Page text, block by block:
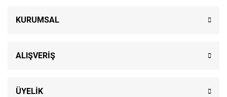
KURUMSAL
ALIŞVERİŞ
ÜYELİK